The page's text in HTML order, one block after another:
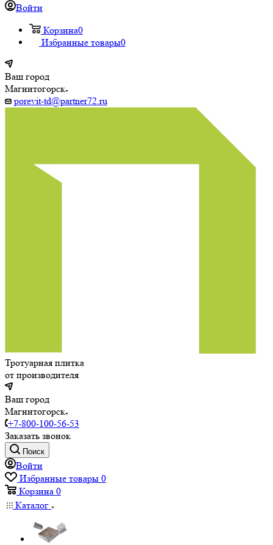
Войти
Корзина0
Избранные товары0
Ваш город
Магнитогорск
porevit-td@partner72.ru
Тротуарная плитка
от производителя
Ваш город
Магнитогорск
+7-800-100-56-53
Заказать звонок
Поиск
Войти
Избранные товары 0
Корзина 0
Каталог